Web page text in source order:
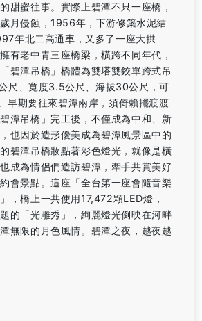
甜蜜往事。實際上碧潭不只一座橋，
月侵蝕，1956年，下游修築水泥結
年北二高通車，又多了一座大拱
有老中青三座橋梁，橫跨不同年代，
碧潭吊橋」橋體為雙塔雙鉸單跨式吊
尺、寬度3.5公尺、海拔30公尺，可
早期要往來碧潭兩岸，須倚賴擺渡渡
潭吊橋」完工後，不僅成為中和、新
也因於造形優美成為碧潭風景區中的
碧潭吊橋妝點著彩色燈光，就像是橫
成為情侶們造訪碧潭，牽手共賞美好
會景點。這座「全台第一座會隨音樂
，橋上一共使用17,472顆LED燈，
的「光雕秀」，絢麗燈光倒映在河畔
無限的月色風情。碧潭之夜，越夜越